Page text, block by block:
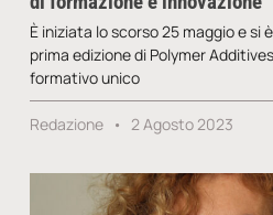
È iniziata lo scorso 25 maggio e si
prima edizione di Polymer
formativo unico
Redazione 2 Agosto 2023